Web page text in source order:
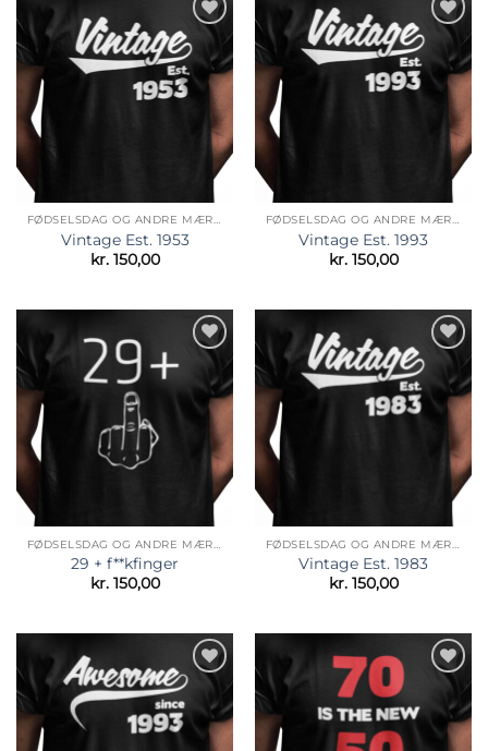
Tilføj til
ønskeliste
FØDSELSDAG OG ANDRE MÆRKEDAGE
Vintage Est. 1953
kr.150,00
Tilføj til
ønskeliste
FØDSELSDAG OG ANDRE MÆRKEDAGE
Vintage Est. 1993
kr.150,00
Tilføj til
ønskeliste
FØDSELSDAG OG ANDRE MÆRKEDAGE
29 + f**kfinger
kr.150,00
Tilføj til
ønskeliste
FØDSELSDAG OG ANDRE MÆRKEDAGE
Vintage Est. 1983
kr.150,00
Tilføj til
ønskeliste
Tilføj til
ønskeliste